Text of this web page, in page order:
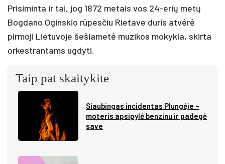
Prisiminta ir tai, jog 1872 metais vos 24-erių metų
Bogdano Oginskio rūpesčiu Rietave duris atvėrė
pirmoji Lietuvoje šešiametė muzikos mokykla, skirta
orkestrantams ugdyti.
Taip pat skaitykite
Siau­bin­gas in­ci­den­tas Plun­gė­je –
mo­te­ris ap­si­py­lė ben­zi­nu ir pa­de­gė
sa­ve